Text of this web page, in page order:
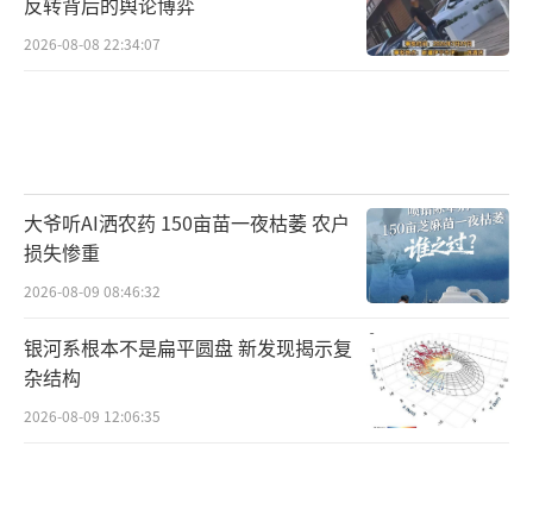
了杭州奥体中心周边小店的生意。店主们纷纷
的客流量。店主们纷纷表示，如果能天天如此
热闹就好了。
总的来说，周杰伦杭州演唱会不仅为歌迷
实在在的经济效益，充分展现了明星演唱会对
于城市经济的积极影响。
2026-08-08 22:34:07
大爷听AI洒农药 150亩苗一夜枯萎 农户
损失惨重
2026-08-09 08:46:32
银河系根本不是扁平圆盘 新发现揭示复
杂结构
2026-08-09 12:06:35